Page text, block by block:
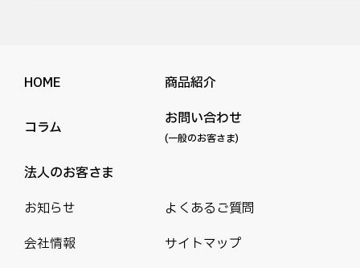
HOME 商品紹介
コラム お問い合わせ
(一般のお客さま)
法人のお客さま
お知らせ
よくあるご質問
会社情報
サイトマップ